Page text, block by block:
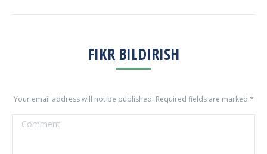
FIKR BILDIRISH
Your email address will not be published. Required fields are marked *
Comment